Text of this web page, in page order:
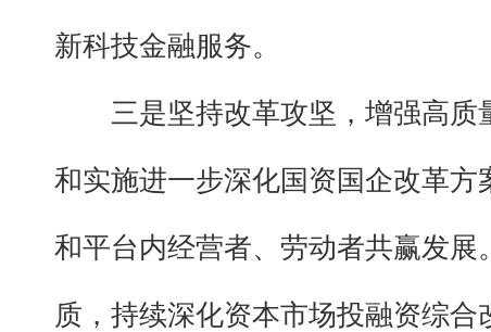
新科技金融服务。
三是坚持改革攻坚，增强高
和实施进一步深化国资国企改革
和平台内经营者、劳动者共赢发
质，持续深化资本市场投融资综合